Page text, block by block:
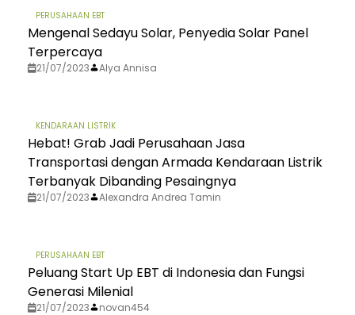
PERUSAHAAN EBT
Mengenal Sedayu Solar, Penyedia Solar Panel
Terpercaya
21/07/2023 Alya Annisa
KENDARAAN LISTRIK
Hebat! Grab Jadi Perusahaan Jasa
Transportasi dengan Armada Kendaraan Listrik
Terbanyak Dibanding Pesaingnya
21/07/2023 Alexandra Andrea Tamin
PERUSAHAAN EBT
Peluang Start Up EBT di Indonesia dan Fungsi
Generasi Milenial
21/07/2023 novan454